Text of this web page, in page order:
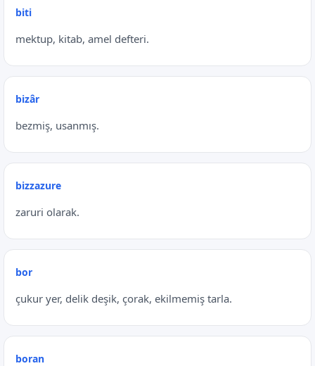
biti
mektup, kitab, amel defteri.
bizâr
bezmiş, usanmış.
bizzazure
zaruri olarak.
bor
çukur yer, delik deşik, çorak, ekilmemiş tarla.
boran